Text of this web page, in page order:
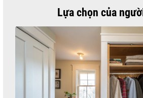
Lựa chọn của